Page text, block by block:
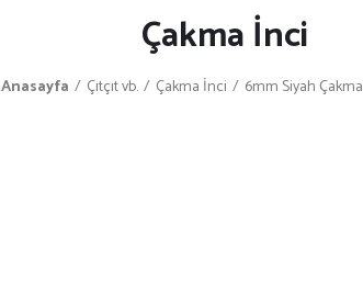
Çakma İnci
Anasayfa Çıtçıt vb. Çakma İnci 6mm Siyah